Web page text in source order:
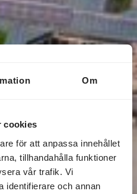
Om
cookies
för att anpassa innehållet
tillhandahålla funktioner
vår trafik. Vi
identifierare och annan